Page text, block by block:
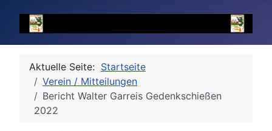
Aktuelle Seite: Startseite
Verein / Mitteilungen
Bericht Walter Garreis Gedenkschießen
2022